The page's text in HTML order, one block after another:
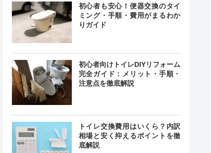
初心者も安心！便器交換のタイ
ミング・手順・費用がまるわか
りガイド
初心者向けトイレDIYリフォーム
完全ガイド：メリット・手順・
注意点を徹底解説
トイレ交換費用はいくら？内訳
相場と安く抑えるポイントを徹
底解説